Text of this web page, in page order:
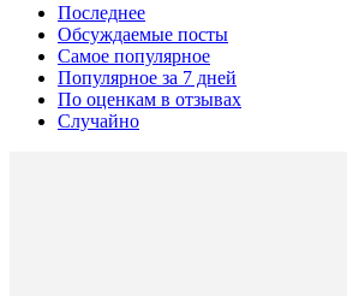
Последнее
Обсуждаемые посты
Самое популярное
Популярное за 7 дней
По оценкам в отзывах
Случайно